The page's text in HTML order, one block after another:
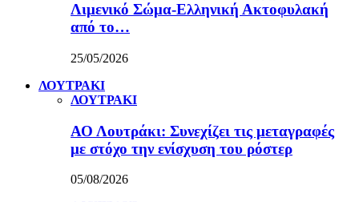
Λιμενικό Σώμα-Ελληνική Ακτοφυλακή
από το…
25/05/2026
ΛΟΥΤΡΑΚΙ
ΛΟΥΤΡΑΚΙ
ΑΟ Λουτράκι: Συνεχίζει τις μεταγραφές
με στόχο την ενίσχυση του ρόστερ
05/08/2026